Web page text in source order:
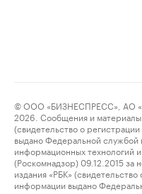
© ООО «БИЗНЕСПРЕСС», АО
2026. Сообщения и материалы
(свидетельство о
выдано Федеральной службой
информационных технологий
(Роскомнадзор) 09.12.2015
издания «РБК»
информации выдано